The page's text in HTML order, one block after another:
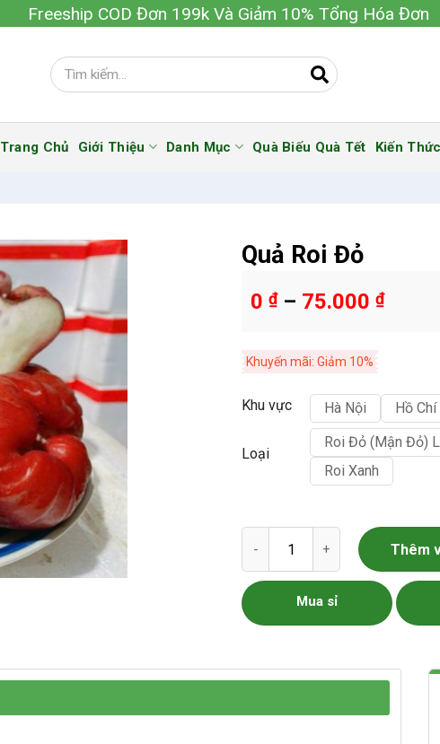
Freeship COD Đơn 199k Và Giảm 10% Tổng Hóa Đơn
Trang Chủ Giới Thiệu Danh Mục Quà Biếu Quà Tết Kiến
Quả Roi Đỏ
0 ₫– 75.000 ₫
Khuyến mãi: Giảm 10%
Khu vực Hà Nội Hồ
Loại
Roi Đỏ (Mận Đỏ)
Roi Xanh
Quả Roi Đỏ số lượng
Thêm
Mua sỉ